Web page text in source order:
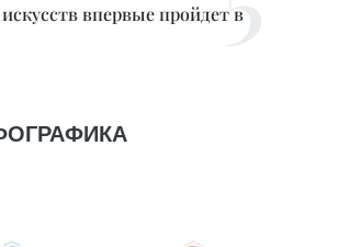
впервые пройдет в